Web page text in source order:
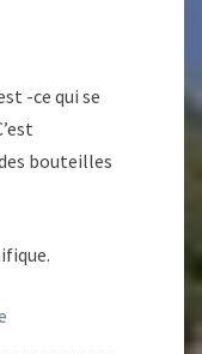
-ce qui se
bouteilles